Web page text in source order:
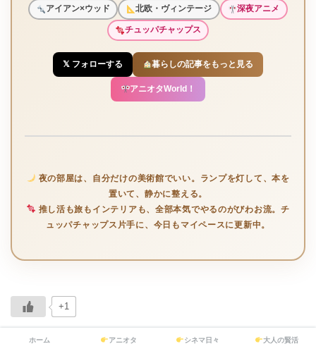
アイアン×ウッド 北欧・ヴィンテージ 深夜アニメ
チュッパチャップス
𝕏 フォローする 暮らしの記事をもっと見る
アニオタWorld！
夜の部屋は、自分だけの美術館でいい。ランプを灯して、本を
置いて、静かに整える。
推し活も旅もインテリアも、全部本気でやるのがびわお流。チ
ュッパチャップス片手に、今日もマイペースに更新中。
+1
ホーム アニオタ シネマ日々 大人の賢活